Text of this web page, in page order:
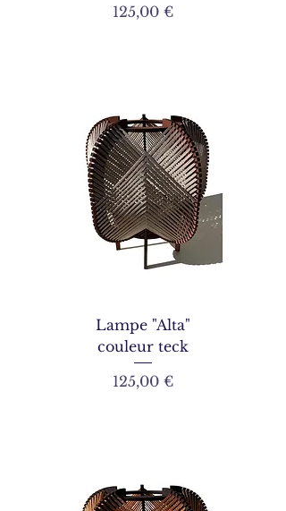
Prix
125,00 €
Lampe "Alta"
couleur teck
Prix
125,00 €